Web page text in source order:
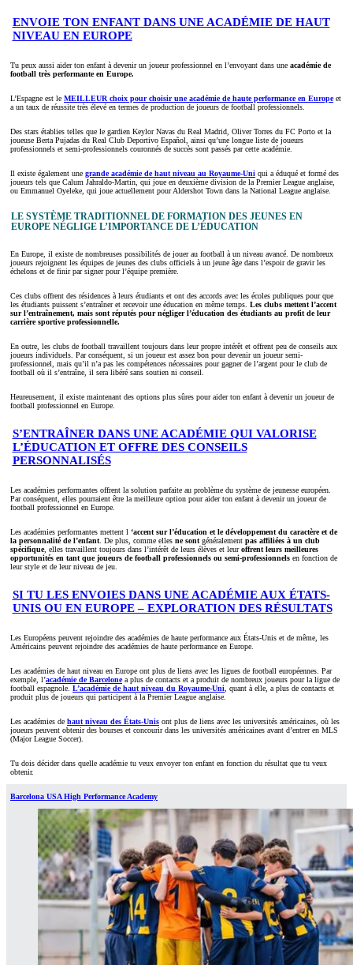
ENVOIE TON ENFANT DANS UNE ACADÉMIE DE HAUT
NIVEAU EN EUROPE
Tu peux aussi aider ton enfant à devenir un joueur professionnel en l’envoyant dans une académie de
football très performante en Europe.
L’Espagne est le MEILLEUR choix pour choisir une académie de haute performance en Europeet
a un taux de réussite très élevé en termes de production de joueurs de football professionnels.
Des stars établies telles que le gardien Keylor Navas du Real Madrid, Oliver Torres du FC Porto et la
joueuse Berta Pujadas du Real Club Deportivo Español, ainsi qu’une longue liste de joueurs
professionnels et semi-professionnels couronnés de succès sont passés par cette académie.
Il existe également une grande académie de haut niveau au Royaume-Uni qui a éduqué et formé des
joueurs tels que Calum Jahraldo-Martin, qui joue en deuxième division de la Premier League anglaise,
ou Emmanuel Oyeleke, qui joue actuellement pour Aldershot Town dans la National League anglaise.
LE SYSTÈME TRADITIONNEL DE FORMATION DES JEUNES EN
EUROPE NÉGLIGE L’IMPORTANCE DE L’ÉDUCATION
En Europe, il existe de nombreuses possibilités de jouer au football à un niveau avancé. De nombreux
joueurs rejoignent les équipes de jeunes des clubs officiels à un jeune âge dans l’espoir de gravir les
échelons et de finir par signer pour l’équipe première.
Ces clubs offrent des résidences à leurs étudiants et ont des accords avec les écoles publiques pour que
les étudiants puissent s’entraîner et recevoir une éducation en même temps. Les clubs mettent l’accent
sur l’entraînement, mais sont réputés pour négliger l’éducation des étudiants au profit de leur
carrière sportive professionnelle.
En outre, les clubs de football travaillent toujours dans leur propre intérêt et offrent peu de conseils aux
joueurs individuels. Par conséquent, si un joueur est assez bon pour devenir un joueur semi-
professionnel, mais qu’il n’a pas les compétences nécessaires pour gagner de l’argent pour le club de
football où il s’entraîne, il sera libéré sans soutien ni conseil.
Heureusement, il existe maintenant des options plus sûres pour aider ton enfant à devenir un joueur de
football professionnel en Europe.
S’ENTRAÎNER DANS UNE ACADÉMIE QUI VALORISE
L’ÉDUCATION ET OFFRE DES CONSEILS
PERSONNALISÉS
Les académies performantes offrent la solution parfaite au problème du système de jeunesse européen.
Par conséquent, elles pourraient être la meilleure option pour aider ton enfant à devenir un joueur de
football professionnel en Europe.
Les académies performantes mettent l ‘accent sur l’éducation et le développement du caractère et de
la personnalité de l’enfant . De plus, comme elles ne sont généralement pas affiliées à un club
spécifique, elles travaillent toujours dans l’intérêt de leurs élèves et leuroffrent leurs meilleures
opportunités en tant que joueurs de football professionnels ou semi-professionnels en fonction de
leur style et de leur niveau de jeu.
SI TU LES ENVOIES DANS UNE ACADÉMIE AUX ÉTATS-
UNIS OU EN EUROPE – EXPLORATION DES RÉSULTATS
Les Européens peuvent rejoindre des académies de haute performance aux États-Unis et de même, les
Américains peuvent rejoindre des académies de haute performance en Europe.
Les académies de haut niveau en Europe ont plus de liens avec les ligues de football européennes. Par
exemple, l’académie de Barcelonea plus de contacts et a produit de nombreux joueurs pour la ligue de
football espagnole. L’académie de haut niveau du Royaume-Uni , quant à elle, a plus de contacts et
produit plus de joueurs qui participent à la Premier League anglaise.
Les académies de haut niveau des États-Unis ont plus de liens avec les universités américaines, où les
joueurs peuvent obtenir des bourses et concourir dans les universités américaines avant d’entrer en MLS
(Major League Soccer).
Tu dois décider dans quelle académie tu veux envoyer ton enfant en fonction du résultat que tu veux
obtenir.
Barcelona USA High Performance Academy